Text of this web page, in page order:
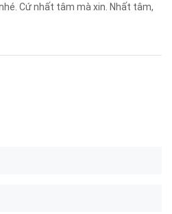
Cứ nhất tâm mà xin. Nhất tâm,